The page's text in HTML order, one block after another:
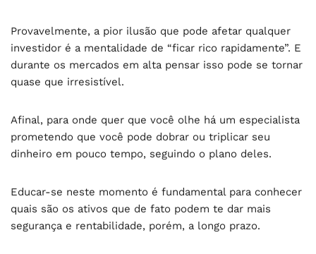
Provavelmente, a pior ilusão que pode afetar qualquer
investidor é a mentalidade de “ficar rico rapidamente”. E
durante os mercados em alta pensar isso pode se tornar
quase que irresistível.
Afinal, para onde quer que você olhe há um especialista
prometendo que você pode dobrar ou triplicar seu
dinheiro em pouco tempo, seguindo o plano deles.
Educar-se neste momento é fundamental para conhecer
quais são os ativos que de fato podem te dar mais
segurança e rentabilidade, porém, a longo prazo.